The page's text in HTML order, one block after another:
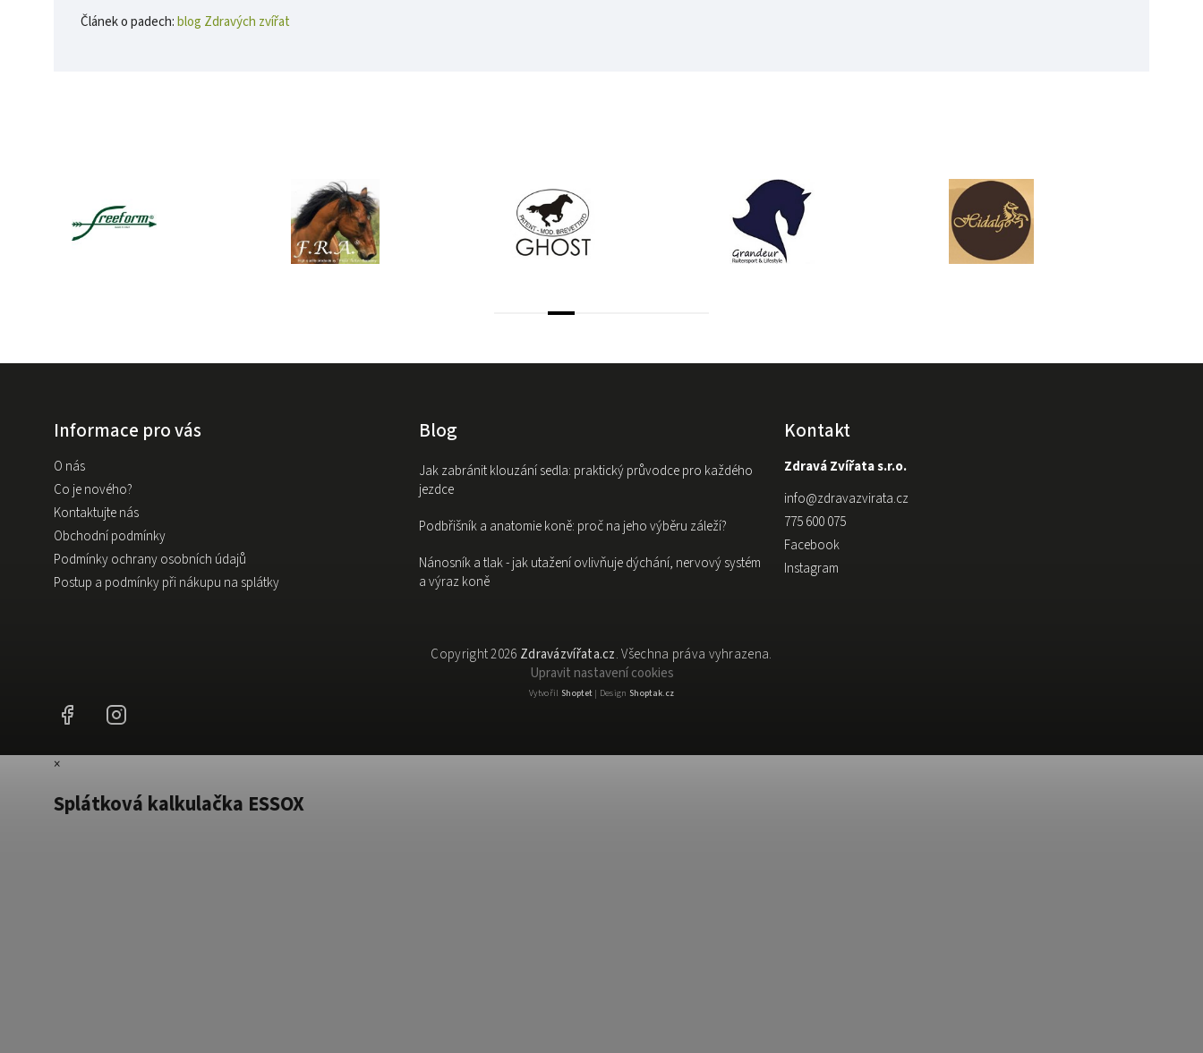
Článek o padech:blog Zdravých zvířat
Informace pro vás
O nás
Co je nového?
Kontaktujte nás
Obchodní podmínky
Podmínky ochrany osobních údajů
Postup a podmínky při nákupu na splátky
Blog
Jak zabránit klouzání sedla: praktický průvodce pro každého
jezdce
Podbřišník a anatomie koně: proč na jeho výběru záleží?
Nánosník a tlak - jak utažení ovlivňuje dýchání, nervový systém
a výraz koně
Kontakt
Zdravá Zvířata s.r.o.
info@zdravazvirata.cz
775 600 075
Facebook
Instagram
Copyright 2026 Zdravázvířata.cz. Všechna práva vyhrazena.
Upravit nastavení cookies
Vytvořil Shoptet| Design Shoptak.cz
Facebook
×
Splátková kalkulačka ESSOX